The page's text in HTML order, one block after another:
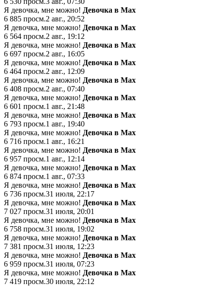
Я девочка, мне можно! Девочка в Мах
6 885 просм.2 авг., 20:52
Я девочка, мне можно! Девочка в Мах
6 564 просм.2 авг., 19:12
Я девочка, мне можно! Девочка в Мах
6 697 просм.2 авг., 16:05
Я девочка, мне можно! Девочка в Мах
6 464 просм.2 авг., 12:09
Я девочка, мне можно! Девочка в Мах
6 408 просм.2 авг., 07:40
Я девочка, мне можно! Девочка в Мах
6 601 просм.1 авг., 21:48
Я девочка, мне можно! Девочка в Мах
6 793 просм.1 авг., 19:40
Я девочка, мне можно! Девочка в Мах
6 716 просм.1 авг., 16:21
Я девочка, мне можно! Девочка в Мах
6 957 просм.1 авг., 12:14
Я девочка, мне можно! Девочка в Мах
6 874 просм.1 авг., 07:33
Я девочка, мне можно! Девочка в Мах
6 736 просм.31 июля, 22:17
Я девочка, мне можно! Девочка в Мах
7 027 просм.31 июля, 20:01
Я девочка, мне можно! Девочка в Мах
6 758 просм.31 июля, 19:02
Я девочка, мне можно! Девочка в Мах
7 381 просм.31 июля, 12:23
Я девочка, мне можно! Девочка в Мах
6 959 просм.31 июля, 07:23
Я девочка, мне можно! Девочка в Мах
7 419 просм.30 июля, 22:12